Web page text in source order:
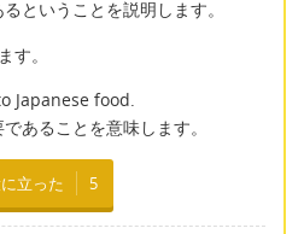
ということを説明します。
す。
Japanese food.
あることを意味します。
立った 5